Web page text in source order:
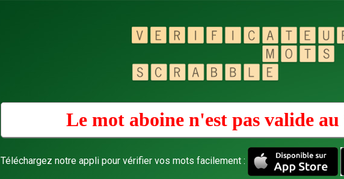
Le mot aboine n'est pas valide au
Téléchargez notre appli pour vérifier vos mots facilement :